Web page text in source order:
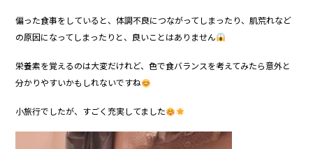
偏った食事をしていると、体調不良につながってしまったり、肌荒れなど
の原因になってしまったりと、良いことはありません
栄養素を覚えるのは大変だけれど、色で食バランスを考えてみたら意外と
分かりやすいかもしれないですね
小旅行でしたが、すごく充実してました